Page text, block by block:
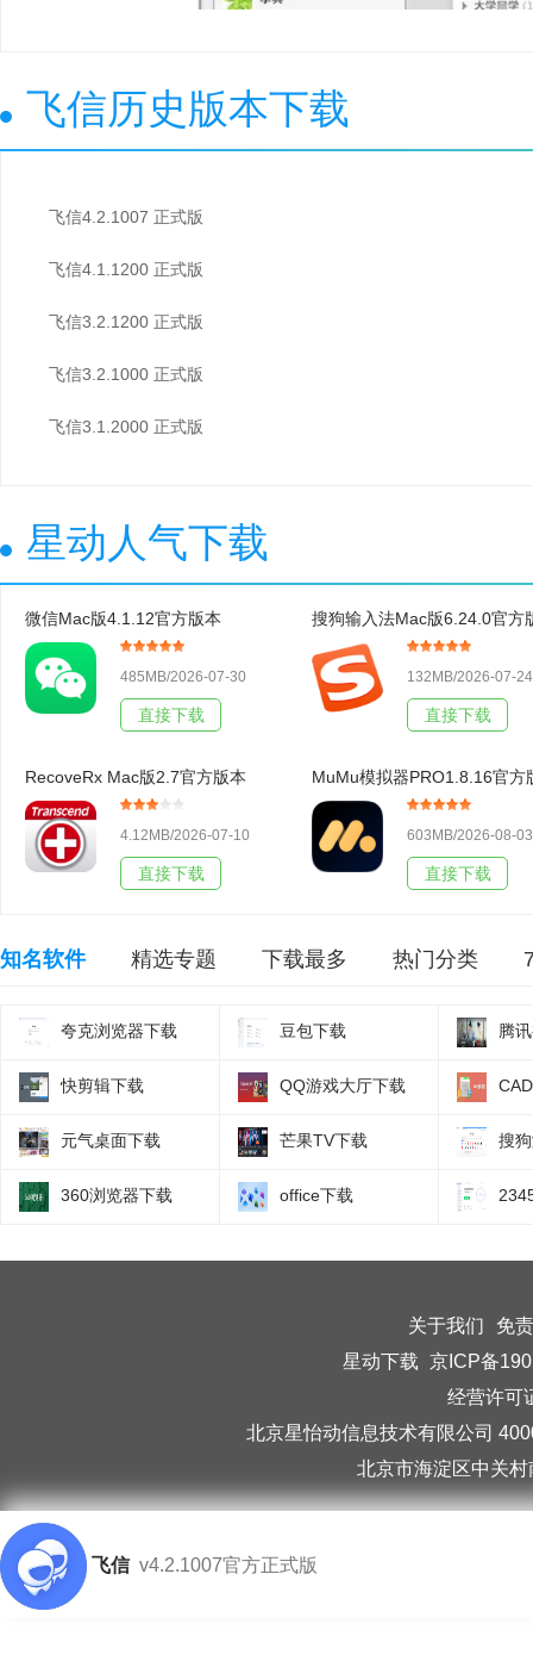
飞信历史版本下载
飞信4.2.1007 正式版
飞信4.1.1200 正式版
飞信3.2.1200 正式版
飞信3.2.1000 正式版
飞信3.1.2000 正式版
星动人气下载
微信Mac版4.1.12官方版本
485MB/2026-07-30
直接下载
搜狗输入法Mac版6.24.0官方
132MB/2026-07-24
直接下载
RecoveRx Mac版2.7官方版本
4.12MB/2026-07-10
直接下载
MuMu模拟器PRO1.8.16官方
603MB/2026-08-03
直接下载
知名软件 精选专题 下载最多 热门分类
夸克浏览器下载 豆包下载 腾
快剪辑下载 QQ游戏大厅下载
元气桌面下载 芒果TV下载 搜
360浏览器下载 office下载
关于我们
免
星动下载 京ICP备
经营许可
北京星怡动信息技术有限公司
北京市海淀区中关
飞信v4.2.1007官方正式版